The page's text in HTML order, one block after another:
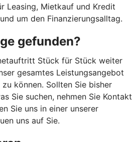
Leasing, Mietkauf und Kredit
um den Finanzierungsalltag.
gefunden?
Stück für Stück weiter
gesamtes Leistungsangebot
können. Sollten Sie bisher
Sie suchen, nehmen Sie Kontakt
Sie uns in einer unserer
uns auf Sie.